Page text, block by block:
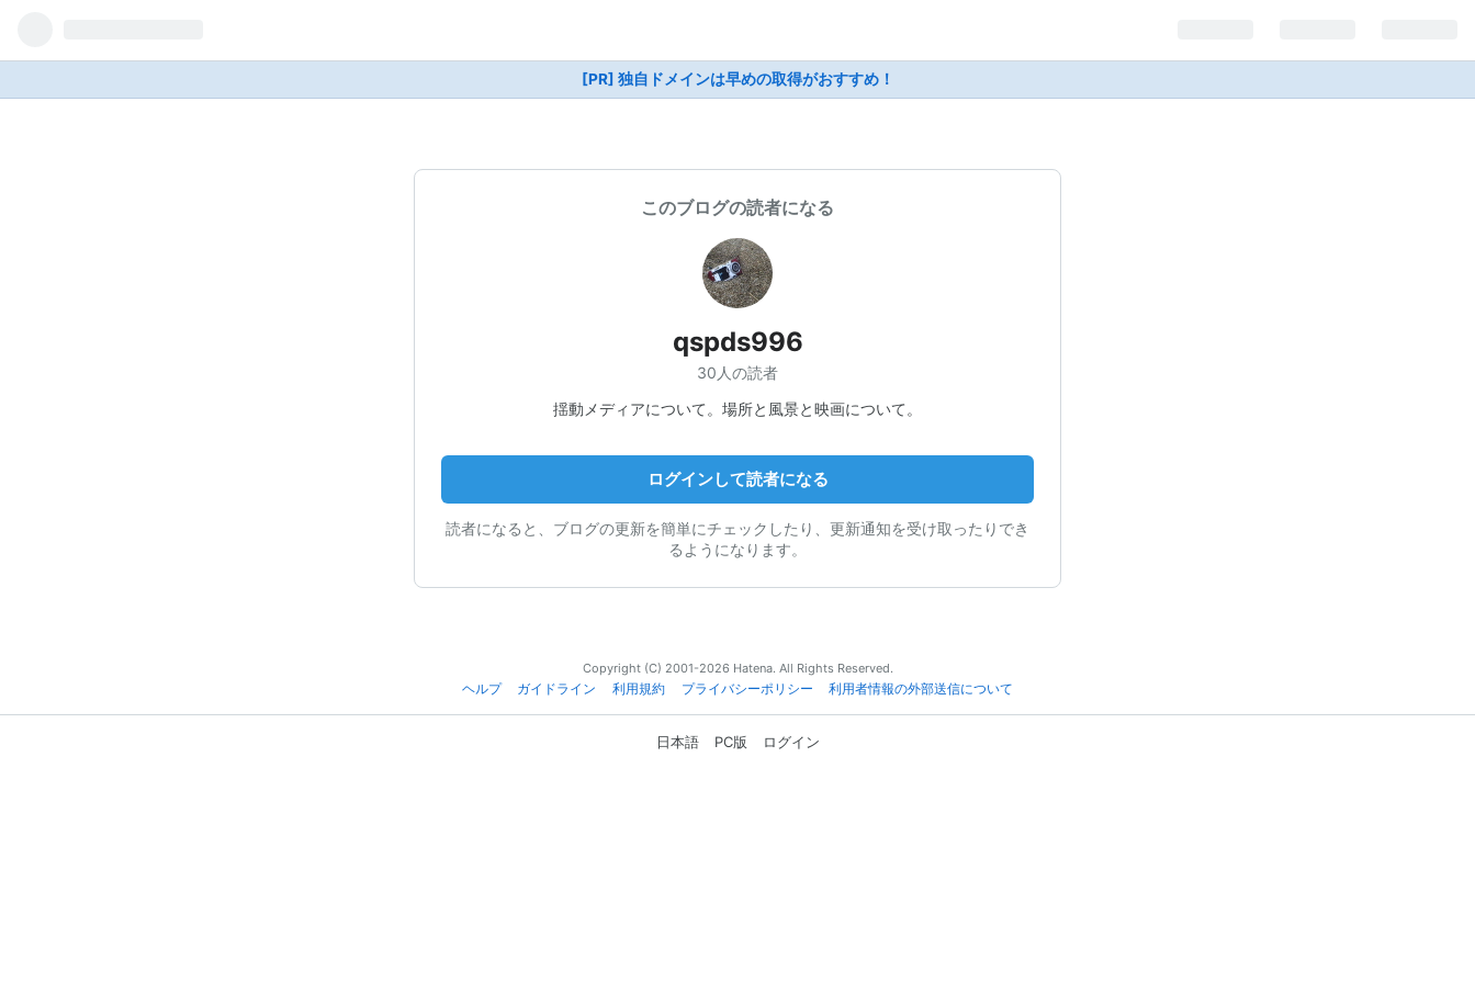
[PR] 独自ドメインは早めの取得がおすすめ！
このブログの読者になる
qspds996
30人の読者
揺動メディアについて。場所と風景と映画について。
ログインして読者になる
読者になると、ブログの更新を簡単にチェックしたり、更新通知を受け取ったりでき
るようになります。
Copyright (C) 2001-2026 Hatena. All Rights Reserved.
ヘルプ
ガイドライン 利用規約 プライバシーポリシー 利用者情報の外部送信について
日本語 PC版 ログイン